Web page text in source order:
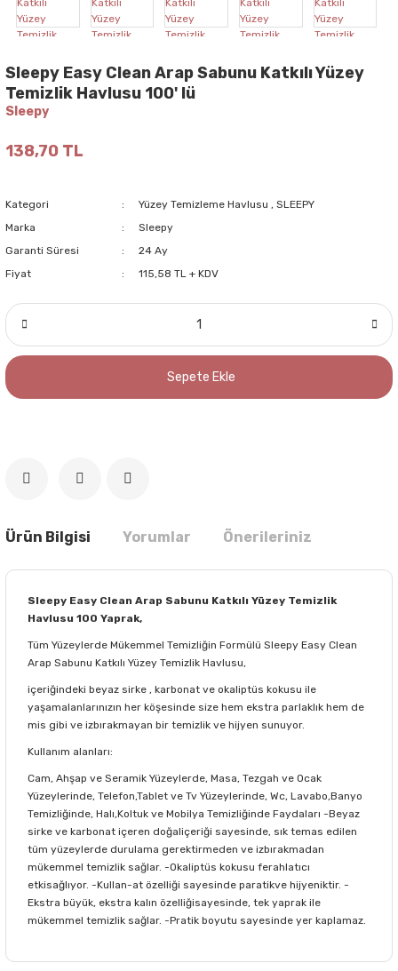
Sleepy Easy Clean Arap Sabunu Katkılı Yüzey
Temizlik Havlusu 100' lü
Sleepy
138,70 TL
Kategori Yüzey Temizleme Havlusu , SLEEPY
Marka
Sleepy
Garanti Süresi
24 Ay
Fiyat
115,58 TL + KDV
Sepete Ekle
Ürün Bilgisi Yorumlar Önerileriniz
Sleepy Easy Clean Arap Sabunu Katkılı Yüzey Temizlik
Havlusu 100 Yaprak,
Tüm Yüzeylerde Mükemmel Temizliğin Formülü Sleepy Easy Clean
Arap Sabunu Katkılı Yüzey Temizlik Havlusu,
içeriğindeki beyaz sirke , karbonat ve okaliptüs kokusu ile
yaşamalanlarınızın her köşesinde size hem ekstra parlaklık hem de
mis gibi ve izbırakmayan bir temizlik ve hijyen sunuyor.
Kullanım alanları:
Cam, Ahşap ve Seramik Yüzeylerde, Masa, Tezgah ve Ocak
Yüzeylerinde, Telefon,Tablet ve Tv Yüzeylerinde, Wc, Lavabo,Banyo
Temizliğinde, Halı,Koltuk ve Mobilya Temizliğinde Faydaları -Beyaz
sirke ve karbonat içeren doğaliçeriği sayesinde, sık temas edilen
tüm yüzeylerde durulama gerektirmeden ve izbırakmadan
mükemmel temizlik sağlar. -Okaliptüs kokusu ferahlatıcı
etkisağlıyor. -Kullan-at özelliği sayesinde paratikve hijyeniktir. -
Ekstra büyük, ekstra kalın özelliğisayesinde, tek yaprak ile
mükemmel temizlik sağlar. -Pratik boyutu sayesinde yer kaplamaz.